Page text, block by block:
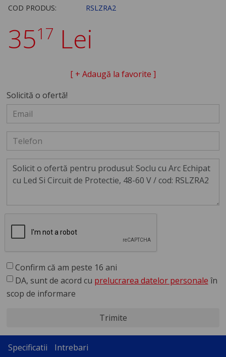
COD PRODUS:
RSLZRA2
3517 Lei
[ + Adaugă la favorite ]
Solicită o ofertă!
Confirm că am peste 16 ani
DA, sunt de acord cu prelucrarea datelor personale în
scop de informare
Trimite
Specificatii Intrebari